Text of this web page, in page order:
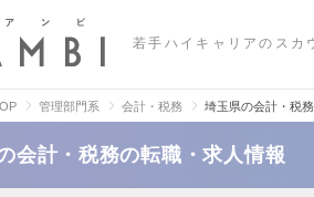
若手ハイキャリアのスカ
管理部門系 会計・税務 埼玉県の会計・税
会計・税務の転職・求人情報